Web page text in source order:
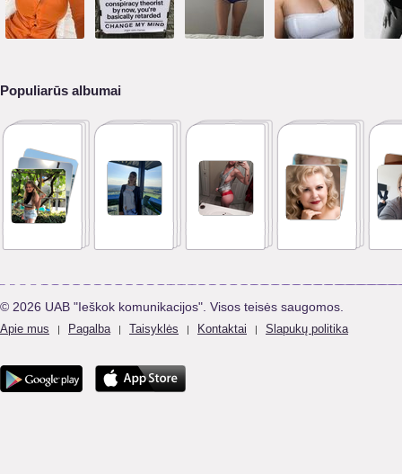
Populiarūs albumai
© 2026 UAB "Ieškok komunikacijos". Visos teisės saugomos.
Apie mus | Pagalba | Taisyklės | Kontaktai | Slapukų politika